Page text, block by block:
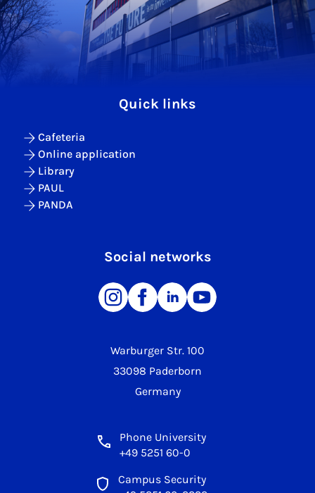
Warburger Str. 100
33098 Paderborn
Germany
Phone University
+49 5251 60-0
Campus Security
Quick links
Cafeteria
Online application
Library
PAUL
PANDA
Social networks